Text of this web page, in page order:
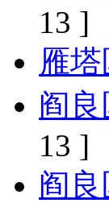
13 ]
雁
阎
13 ]
阎